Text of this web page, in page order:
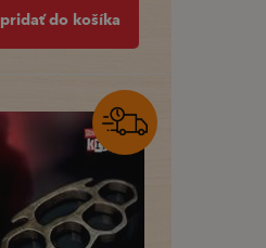
pridať do košíka